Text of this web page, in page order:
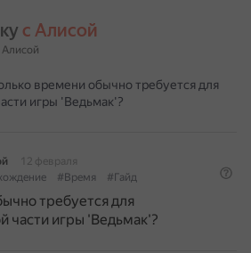
с Алисой
Алисой
времени обычно требуется для
игры 'Ведьмак'?
12 февраля
#Время #Гайд
требуется для
части игры 'Ведьмак'?